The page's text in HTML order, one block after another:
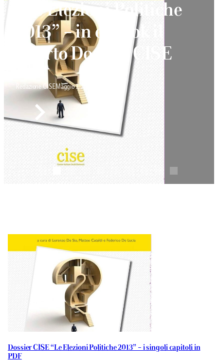
“Le Elezioni Politiche
2013” – in e-book il
quarto Dossier CISE
Redazione CISEMaggio 7, 2013
Dossier CISE “Le Elezioni Politiche 2013” – i singoli capitoli in
PDF